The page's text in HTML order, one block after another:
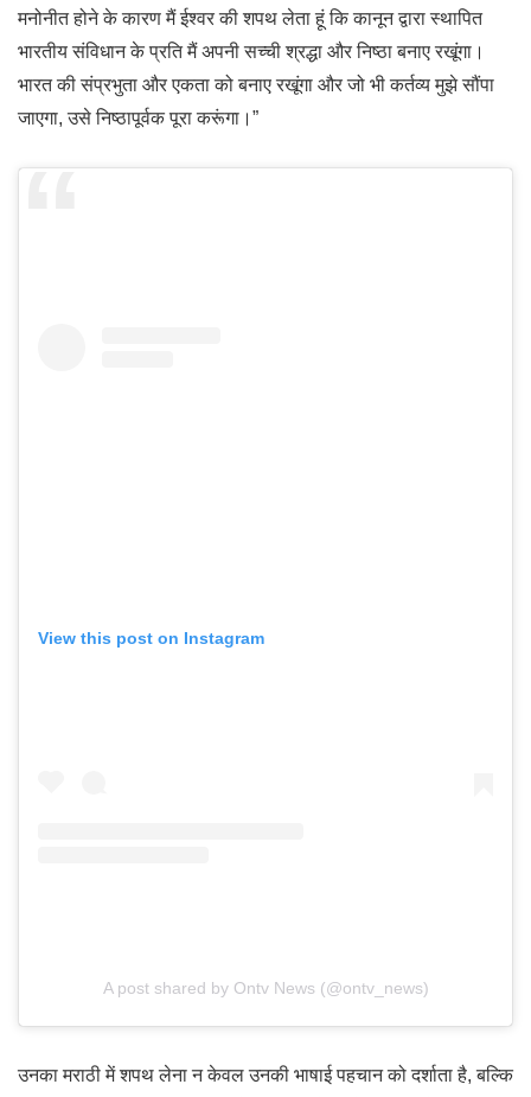
मनोनीत होने के कारण मैं ईश्वर की शपथ लेता हूं कि कानून द्वारा स्थापित
भारतीय संविधान के प्रति मैं अपनी सच्ची श्रद्धा और निष्ठा बनाए रखूंगा।
भारत की संप्रभुता और एकता को बनाए रखूंगा और जो भी कर्तव्य मुझे सौंपा
जाएगा, उसे निष्ठापूर्वक पूरा करूंगा।”
View this post on Instagram
A post shared by Ontv News (@ontv_news)
उनका मराठी में शपथ लेना न केवल उनकी भाषाई पहचान को दर्शाता है, बल्कि